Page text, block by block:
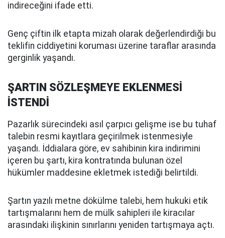
indireceğini ifade etti.
Genç çiftin ilk etapta mizah olarak değerlendirdiği bu
teklifin ciddiyetini koruması üzerine taraflar arasında
gerginlik yaşandı.
ŞARTIN SÖZLEŞMEYE EKLENMESİ
İSTENDİ
Pazarlık sürecindeki asıl çarpıcı gelişme ise bu tuhaf
talebin resmi kayıtlara geçirilmek istenmesiyle
yaşandı. İddialara göre, ev sahibinin kira indirimini
içeren bu şartı, kira kontratında bulunan özel
hükümler maddesine ekletmek istediği belirtildi.
Şartın yazılı metne dökülme talebi, hem hukuki etik
tartışmalarını hem de mülk sahipleri ile kiracılar
arasındaki ilişkinin sınırlarını yeniden tartışmaya açtı.